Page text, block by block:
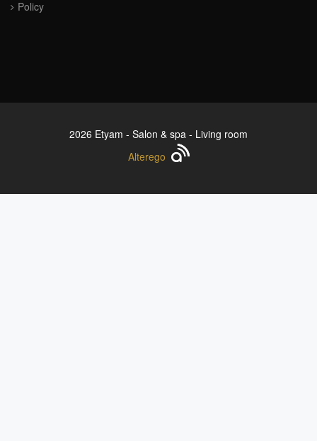
Policy
2026 Etyam - Salon & spa - Living room
Alterego